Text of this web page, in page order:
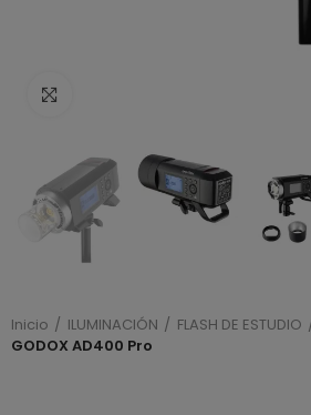
Inicio ILUMINACIÓN FLASH DE ESTUDIO
GODOX AD400 Pro